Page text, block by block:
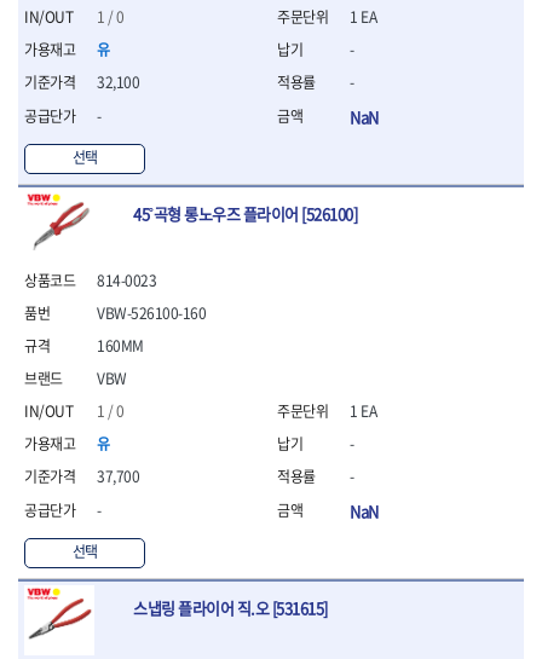
- 툴첵플러스
- 조절식렌치
- 볼트세터
- 레이저팁 드라이버
- 라쳇렌치
- 임팩엑스트라롱소켓
- 조인트플러그소켓
- 옵셋렌치
- 소켓홀더
- 클라이밍비트
- 토크아답타
- 비트소켓세트
- 일자비트
- 임팩별비트
- 임팩일자비트
- 임팩포지비트
- 임팩십자비트
- 십자비트
- 운반가방
1 / 0
유
32,100
-
선택
1 EA
-
-
NaN
45˚곡형 롱노우즈 플라이어 [526100]
814-0023
VBW
1 / 0
유
37,700
-
선택
VBW-526100-160
160MM
1 EA
-
-
NaN
스냅링 플라이어 직.오 [531615]